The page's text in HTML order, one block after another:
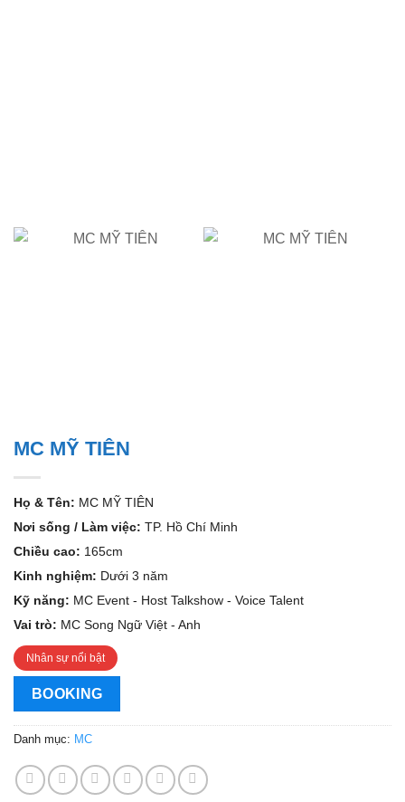
MC MỸ TIÊN
Họ & Tên: MC MỸ TIÊN
Nơi sống / Làm việc: TP. Hồ Chí Minh
Chiều cao: 165cm
Kinh nghiệm: Dưới 3 năm
Kỹ năng: MC Event - Host Talkshow - Voice Talent
Vai trò: MC Song Ngữ Việt - Anh
Nhân sự nổi bật
BOOKING
Danh mục: MC